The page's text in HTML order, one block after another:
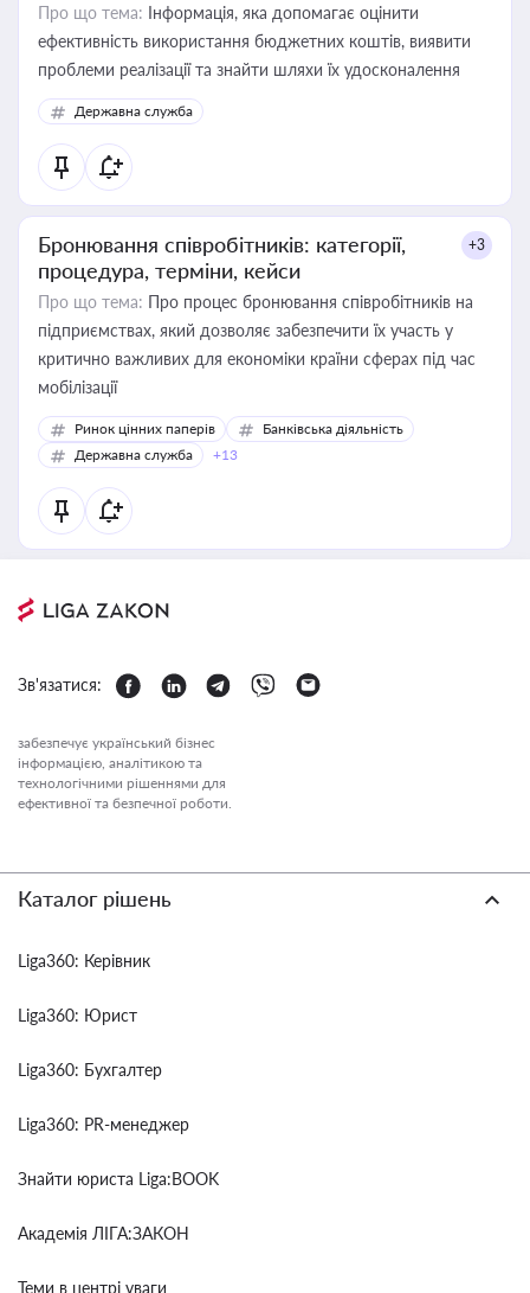
Про що тема: Інформація, яка допомагає оцінити
ефективність використання бюджетних коштів, виявити
проблеми реалізації та знайти шляхи їх удосконалення
Державна служба
Бронювання співробітників: категорії,
процедура, терміни, кейси
+3
Про що тема: Про процес бронювання співробітників на
підприємствах, який дозволяє забезпечити їх участь у
критично важливих для економіки країни сферах під час
мобілізації
Ринок цінних паперів
Банківська діяльність
Державна служба
+13
Зв'язатися:
забезпечує український бізнес
інформацією, аналітикою та
технологічними рішеннями для
ефективної та безпечної роботи.
Каталог рішень
Liga360: Керівник
Liga360: Юрист
Liga360: Бухгалтер
Liga360: PR-менеджер
Знайти юриста Liga:BOOK
Академія ЛІГА:ЗАКОН
Теми в центрі уваги